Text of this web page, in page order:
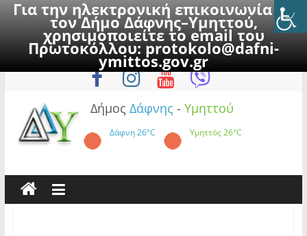
Για την ηλεκτρονική επικοινωνία με
τον Δήμο Δάφνης–Υμηττού,
χρησιμοποιείτε το email του
Πρωτοκόλλου:protokolo@dafni-
ymittos.gov.gr
to
Πέμπτη, 6 Αυγούστου 2026
Δήμος Δάφνης - Υμηττού
Δάφνη26°C Υμηττός26°C